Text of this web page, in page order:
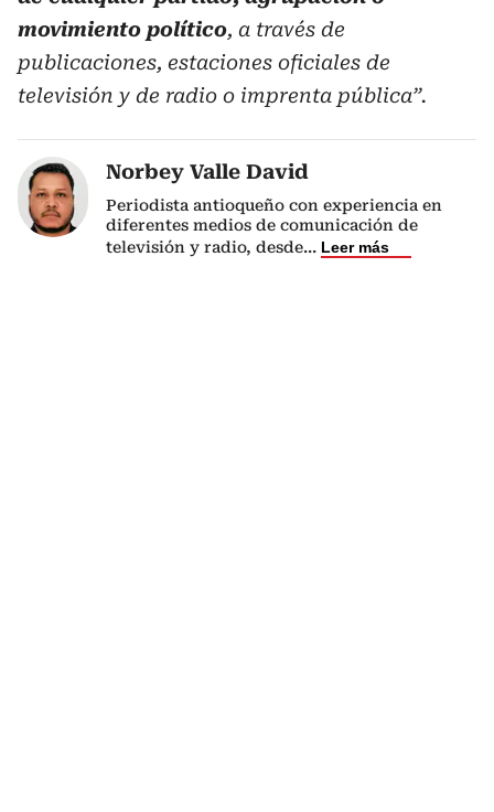
movimiento político, a través de
publicaciones, estaciones oficiales de
televisión y de radio o imprenta pública”.
Norbey Valle David
Periodista antioqueño con experiencia en
diferentes medios de comunicación de
televisión y radio, desde... Leer más